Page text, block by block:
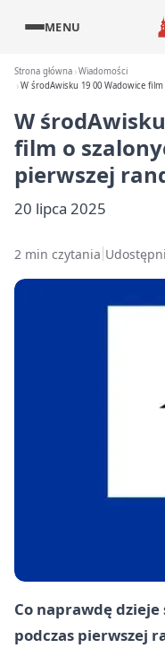
MENU
Strona główna Wiadomości
W środAwisku 19 00 Wadowice
W
film o
pierwszej
20 lipca 2025
2 min czytania
Co naprawdę dzieje
podczas pierwszej